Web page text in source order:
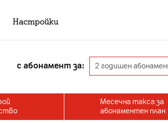
Настройки
с абонамент за:
Месечна такса за
абонаментен план